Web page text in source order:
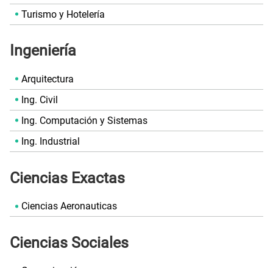
Turismo y Hotelería
Ingeniería
Arquitectura
Ing. Civil
Ing. Computación y Sistemas
Ing. Industrial
Ciencias Exactas
Ciencias Aeronauticas
Ciencias Sociales